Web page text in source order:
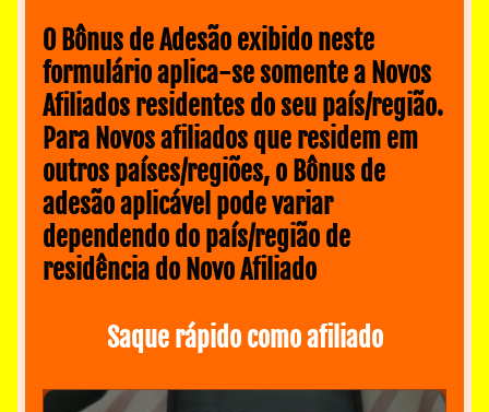
O Bônus de Adesão exibido neste
formulário aplica-se somente a Novos
Afiliados residentes do seu país/região.
Para Novos afiliados que residem em
outros países/regiões, o Bônus de
adesão aplicável pode variar
dependendo do país/região de
residência do Novo Afiliado
Saque rápido como afiliado